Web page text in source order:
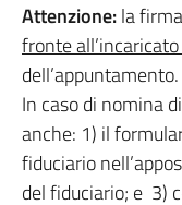
Attenzione:la
fronte
dell’appuntamento.
In caso di nomina
anche: 1) il
fiduciario
del fiduciario; e 3)